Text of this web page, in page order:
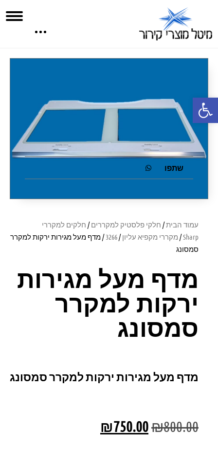
פתח סרגל נגישות
עמוד הבית/ חלקי פלסטיק למקררים/ חלקים למקררי
Sharp
/ מקררי מקפיא עליון/
3266/ מדף מעל מגירות ירקות למקרר
סמסונג
מדף מעל מגירות
ירקות למקרר
סמסונג
מדף מעל מגירות ירקות למקרר סמסונג
₪800.00
₪750.00
שתפו